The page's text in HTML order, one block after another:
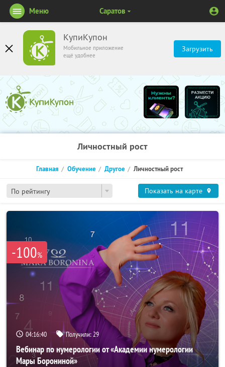
КупиКупон
Мобильное приложение
ещё удобнее
Загрузить
Меню Саратов
Личностный рост
По рейтингу
Главная Обучение Другое Личностный рост
Показать на карте
-100%
04:16:40 Получили:29
Вебинар по нумерологии от «Академии нумерологии
Мары Борониной»